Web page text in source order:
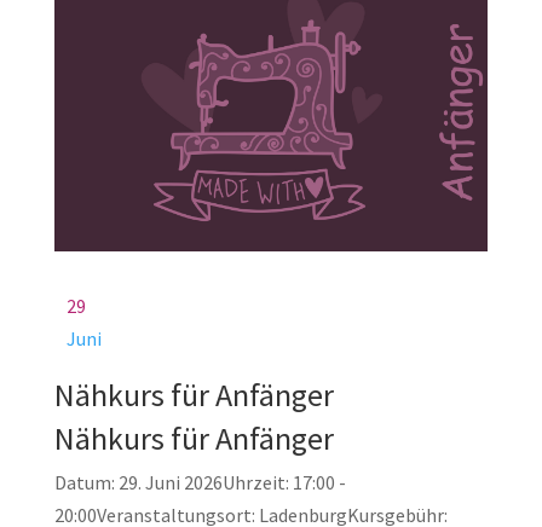
29
Juni
Nähkurs für Anfänger
Nähkurs für Anfänger
Datum: 29. Juni 2026Uhrzeit: 17:00 -
20:00Veranstaltungsort: LadenburgKursgebühr: